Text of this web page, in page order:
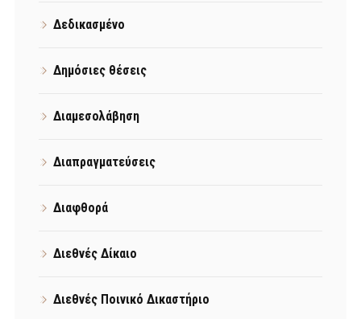
Δεδικασμένο
Δημόσιες θέσεις
Διαμεσολάβηση
Διαπραγματεύσεις
Διαφθορά
Διεθνές Δίκαιο
Διεθνές Ποινικό Δικαστήριο